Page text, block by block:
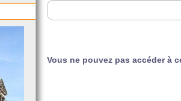
Vous ne pouvez pas accéder à